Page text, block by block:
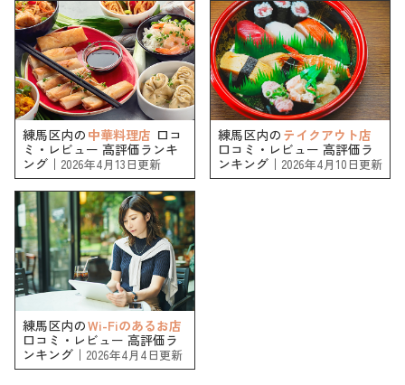
練馬区内の 中華料理店 口コ
ミ・レビュー 高評価ランキ
ング｜ 2026年4月13日更新
練馬区内の テイクアウト店
口コミ・レビュー 高評価ラ
ンキング｜ 2026年4月10日更新
練馬区内のWi-Fiのあるお店
口コミ・レビュー 高評価ラ
ンキング｜ 2026年4月4日更新